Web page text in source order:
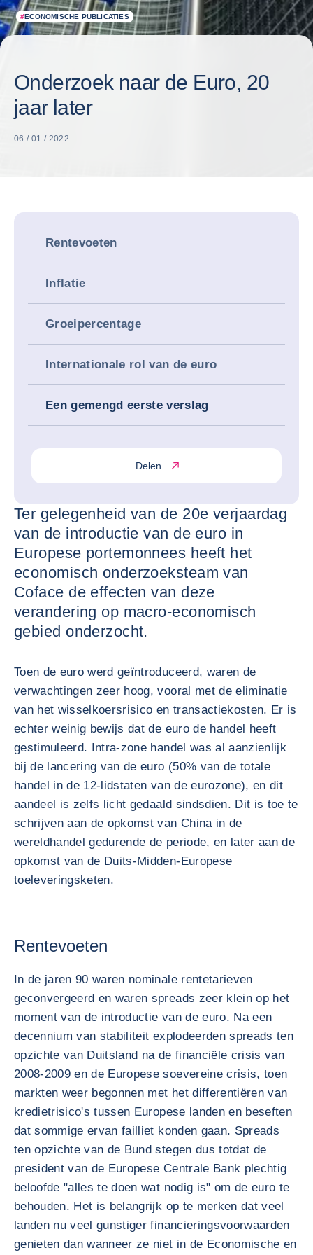
#ECONOMISCHE PUBLICATIES
Onderzoek naar de Euro, 20
jaar later
06 / 01 / 2022
Rentevoeten
Inflatie
Groeipercentage
Internationale rol van de euro
Een gemengd eerste verslag
Delen
Ter gelegenheid van de 20e verjaardag
van de introductie van de euro in
Europese portemonnees heeft het
economisch onderzoeksteam van
Coface de effecten van deze
verandering op macro-economisch
gebied onderzocht.
Toen de euro werd geïntroduceerd, waren de
verwachtingen zeer hoog, vooral met de eliminatie
van het wisselkoersrisico en transactiekosten. Er is
echter weinig bewijs dat de euro de handel heeft
gestimuleerd. Intra-zone handel was al aanzienlijk
bij de lancering van de euro (50% van de totale
handel in de 12-lidstaten van de eurozone), en dit
aandeel is zelfs licht gedaald sindsdien. Dit is toe te
schrijven aan de opkomst van China in de
wereldhandel gedurende de periode, en later aan de
opkomst van de Duits-Midden-Europese
toeleveringsketen.
Rentevoeten
In de jaren 90 waren nominale rentetarieven
geconvergeerd en waren spreads zeer klein op het
moment van de introductie van de euro. Na een
decennium van stabiliteit explodeerden spreads ten
opzichte van Duitsland na de financiële crisis van
2008-2009 en de Europese soevereine crisis, toen
markten weer begonnen met het differentiëren van
kredietrisico's tussen Europese landen en beseften
dat sommige ervan failliet konden gaan. Spreads
ten opzichte van de Bund stegen dus totdat de
president van de Europese Centrale Bank plechtig
beloofde "alles te doen wat nodig is" om de euro te
behouden. Het is belangrijk op te merken dat veel
landen nu veel gunstiger financieringsvoorwaarden
genieten dan wanneer ze niet in de Economische en